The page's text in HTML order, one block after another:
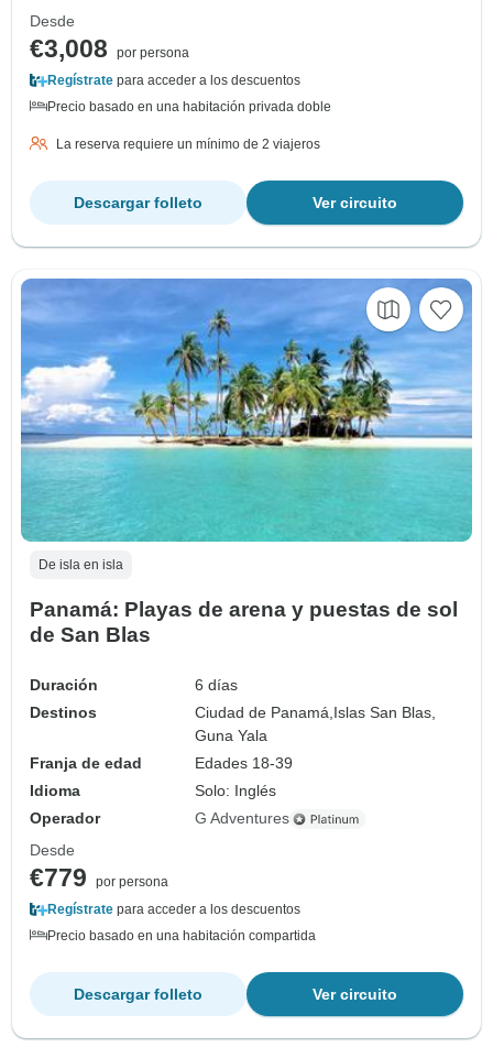
Desde
€3,008
por persona
Regístrate para acceder a los descuentos
Precio basado en una habitación privada doble
La reserva requiere un mínimo de 2 viajeros
Ver circuito
Descargar folleto
De isla en isla
Panamá: Playas de arena y puestas de sol
de San Blas
Duración
6 días
Destinos
Ciudad de Panamá, Islas San Blas,
Guna Yala
Franja de edad
Edades 18-39
Idioma
Solo: Inglés
Operador
G Adventures
Desde
€779
por persona
Regístrate para acceder a los descuentos
Precio basado en una habitación compartida
Ver circuito
Descargar folleto